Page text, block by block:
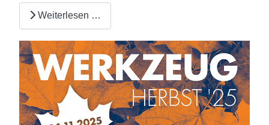
Weiterlesen …